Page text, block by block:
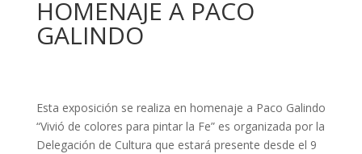
HOMENAJE A PACO
GALINDO
Esta exposición se realiza en homenaje a Paco Galindo
“Vivió de colores para pintar la Fe” es organizada por la
Delegación de Cultura que estará presente desde el 9